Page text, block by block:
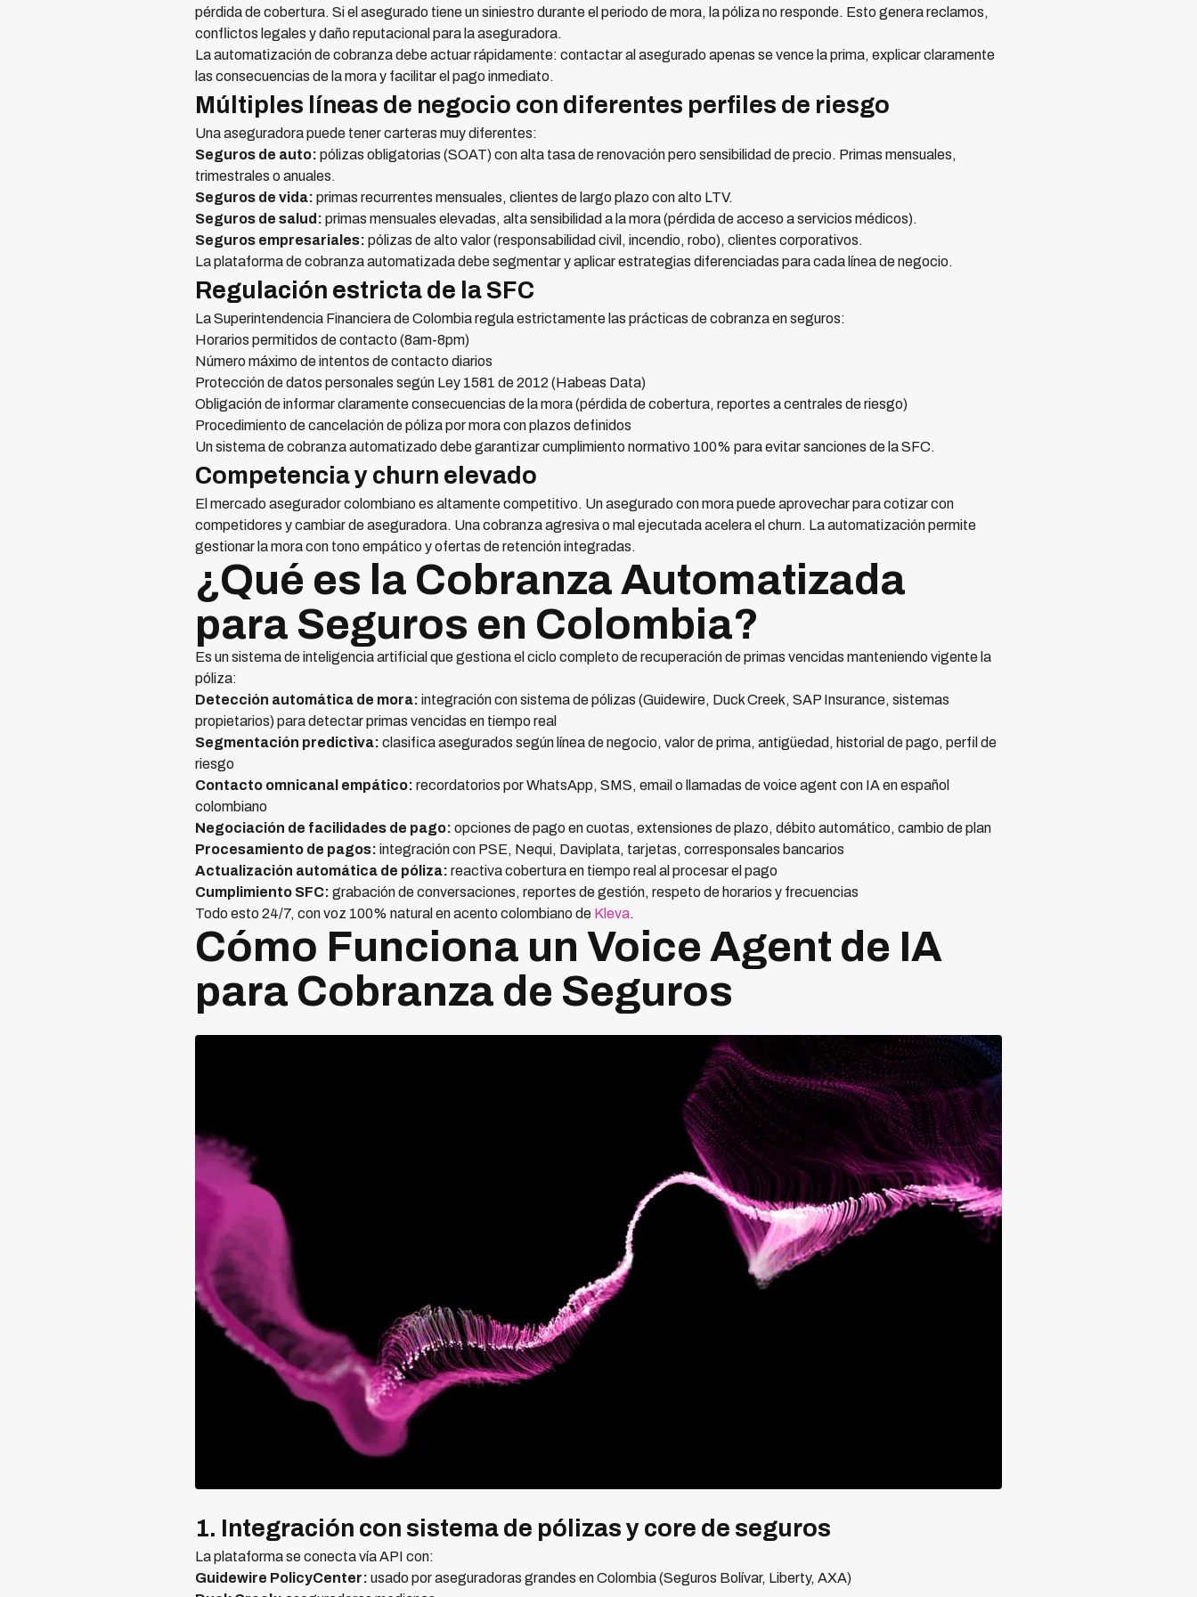
pérdida de cobertura. Si el asegurado tiene un siniestro durante el periodo de mora, la póliza no responde. Esto genera reclamos,
conflictos legales y daño reputacional para la aseguradora.
La automatización de cobranza debe actuar rápidamente: contactar al asegurado apenas se vence la prima, explicar claramente
las consecuencias de la mora y facilitar el pago inmediato.
Múltiples líneas de negocio con diferentes perfiles de riesgo
Una aseguradora puede tener carteras muy diferentes:
Seguros de auto: pólizas obligatorias (SOAT) con alta tasa de renovación pero sensibilidad de precio. Primas mensuales,
trimestrales o anuales.
Seguros de vida: primas recurrentes mensuales, clientes de largo plazo con alto LTV.
Seguros de salud: primas mensuales elevadas, alta sensibilidad a la mora (pérdida de acceso a servicios médicos).
Seguros empresariales: pólizas de alto valor (responsabilidad civil, incendio, robo), clientes corporativos.
La plataforma de cobranza automatizada debe segmentar y aplicar estrategias diferenciadas para cada línea de negocio.
Regulación estricta de la SFC
La Superintendencia Financiera de Colombia regula estrictamente las prácticas de cobranza en seguros:
Horarios permitidos de contacto (8am-8pm)
Número máximo de intentos de contacto diarios
Protección de datos personales según Ley 1581 de 2012 (Habeas Data)
Obligación de informar claramente consecuencias de la mora (pérdida de cobertura, reportes a centrales de riesgo)
Procedimiento de cancelación de póliza por mora con plazos definidos
Un sistema de cobranza automatizado debe garantizar cumplimiento normativo 100% para evitar sanciones de la SFC.
Competencia y churn elevado
El mercado asegurador colombiano es altamente competitivo. Un asegurado con mora puede aprovechar para cotizar con
competidores y cambiar de aseguradora. Una cobranza agresiva o mal ejecutada acelera el churn. La automatización permite
gestionar la mora con tono empático y ofertas de retención integradas.
¿Qué es la Cobranza Automatizada
para Seguros en Colombia?
Es un sistema de inteligencia artificial que gestiona el ciclo completo de recuperación de primas vencidas manteniendo vigente la
póliza:
Detección automática de mora: integración con sistema de pólizas (Guidewire, Duck Creek, SAP Insurance, sistemas
propietarios) para detectar primas vencidas en tiempo real
Segmentación predictiva: clasifica asegurados según línea de negocio, valor de prima, antigüedad, historial de pago, perfil de
riesgo
Contacto omnicanal empático: recordatorios por WhatsApp, SMS, email o llamadas de voice agent con IA en español
colombiano
Negociación de facilidades de pago: opciones de pago en cuotas, extensiones de plazo, débito automático, cambio de plan
Procesamiento de pagos: integración con PSE, Nequi, Daviplata, tarjetas, corresponsales bancarios
Actualización automática de póliza: reactiva cobertura en tiempo real al procesar el pago
Cumplimiento SFC: grabación de conversaciones, reportes de gestión, respeto de horarios y frecuencias
Todo esto 24/7, con voz 100% natural en acento colombiano de Kleva.
Cómo Funciona un Voice Agent de IA
para Cobranza de Seguros
1. Integración con sistema de pólizas y core de seguros
La plataforma se conecta vía API con:
Guidewire PolicyCenter: usado por aseguradoras grandes en Colombia (Seguros Bolívar, Liberty, AXA)